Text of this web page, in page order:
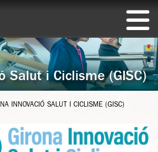
Salut i Ciclisme (GISC)
INNOVACIÓ SALUT I CICLISME (GISC)